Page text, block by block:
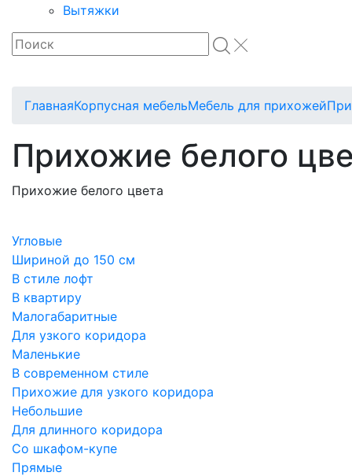
Вытяжки
ГлавнаяКорпусная мебельМебель для прихожей
Прихожие белого
Прихожие белого цвета
Угловые
Шириной до 150 см
В стиле лофт
В квартиру
Малогабаритные
Для узкого коридора
Маленькие
В современном стиле
Прихожие для узкого коридора
Небольшие
Для длинного коридора
Со шкафом-купе
Прямые